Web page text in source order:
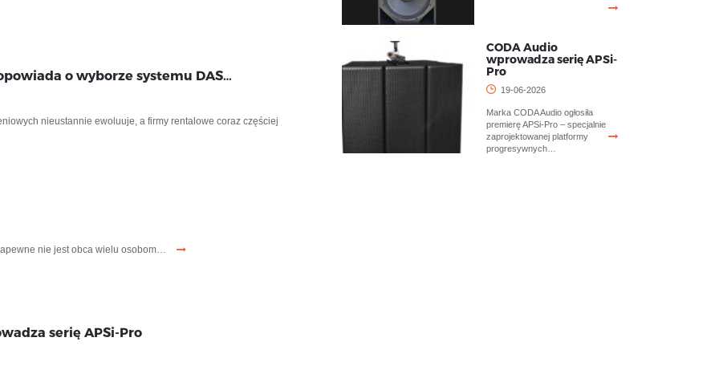
o wyborze systemu DAS…
nieustannie ewoluuje, a firmy rentalowe coraz częściej
nie jest obca wielu osobom…
serię APSi-Pro
CODA Audio
wprowadza serię APSi-
Pro
19-06-2026
Marka CODA Audio ogłosiła
premierę APSi-Pro – specjalnie
zaprojektowanej platformy
progresywnych…